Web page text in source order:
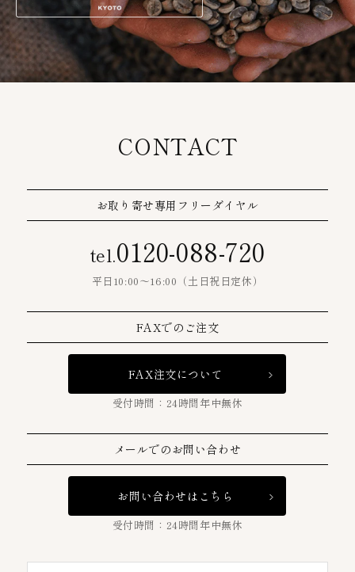
CONTACT
お取り寄せ専用フリーダイヤル
tel.0120-088-720
平日10:00〜16:00（土日祝日定休）
FAXでのご注文
FAX注文について
受付時間：24時間年中無休
メールでのお問い合わせ
お問い合わせはこちら
受付時間：24時間年中無休